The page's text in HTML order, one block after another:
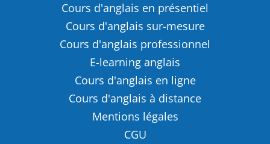
Cours d'anglais en présentiel
Cours d'anglais sur-mesure
Cours d'anglais professionnel
E-learning anglais
Cours d'anglais en ligne
Cours d'anglais à distance
Mentions légales
CGU